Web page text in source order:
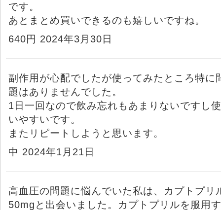
です。
あとまとめ買いできるのも嬉しいですね。
640円 2024年3月30日
副作用が心配でしたが使ってみたところ特に
題はありませんでした。
1日一回なので飲み忘れもあまりないですし使
いやすいです。
またリピートしようと思います。
中 2024年1月21日
高血圧の問題に悩んでいた私は、カプトプリ
50mgと出会いました。カプトプリルを服用す